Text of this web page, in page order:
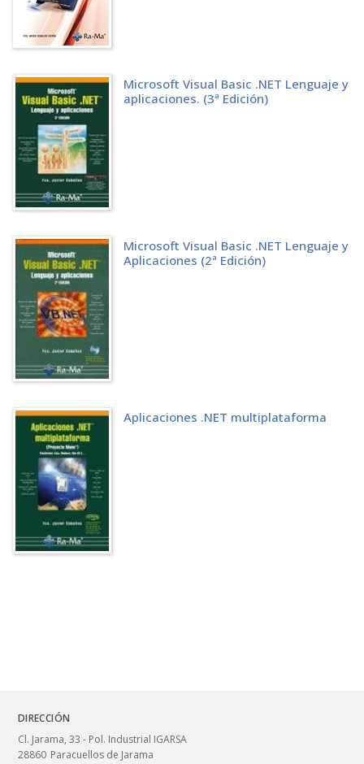
Microsoft Visual Basic .NET Lenguaje y
aplicaciones. (3ª Edición)
Microsoft Visual Basic .NET Lenguaje y
Aplicaciones (2ª Edición)
Aplicaciones .NET multiplataforma
DIRECCIÓN
Cl. Jarama, 33 - Pol. Industrial IGARSA
28860 Paracuellos de Jarama